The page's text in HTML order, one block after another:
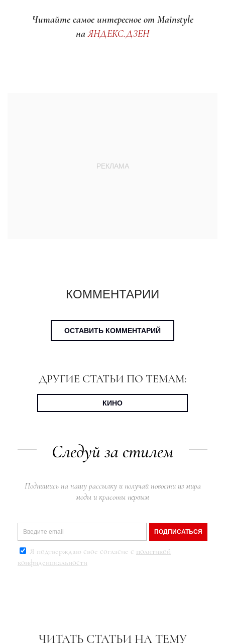
Читайте самое интересное от Mainstyle
наЯНДЕКС.ДЗЕН
КОММЕНТАРИИ
ОСТАВИТЬ КОММЕНТАРИЙ
ДРУГИЕ СТАТЬИ ПО ТЕМАМ:
КИНО
Следуй за стилем
Подпишись на нашу рассылку и получай новости из мира
моды и красоты первым
ПОДПИСАТЬСЯ
Я подтверждаю свое согласие с политикой
конфиденциальности
ЧИТАТЬ СТАТЬИ НА ТЕМУ